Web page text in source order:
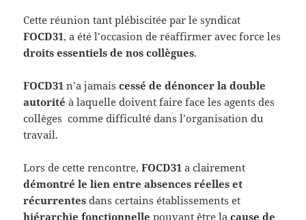
Cette réunion tant plébiscitée par le syndicat
FOCD31, a été l’occasion de réaffirmer avec force les
droits essentiels de nos collègues.
FOCD31 n’a jamaiscessé de dénoncer la double
autorité à laquelle doivent faire face les agents des
collèges comme difficulté dans l’organisation du
travail.
Lors de cette rencontre,FOCD31 a clairement
démontré le lien entre absences réelles et
récurrentesdans certains établissements et
hiérarchie fonctionnellepouvant être la cause de